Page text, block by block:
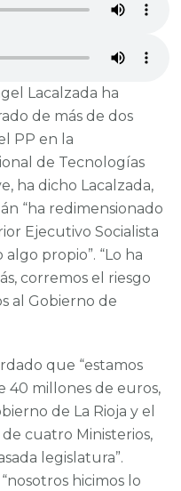
Lacalzada ha
de más de dos
PP en la
de Tecnologías
ha dicho Lacalzada,
“ha redimensionado
Ejecutivo Socialista
propio”. “Lo ha
corremos el riesgo
al Gobierno de
que “estamos
40 millones de euros,
de La Rioja y el
cuatro Ministerios,
legislatura”.
hicimos lo